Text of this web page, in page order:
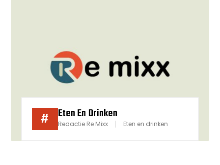
# Eten En Drinken
Redactie Re Mixx Eten en drinken